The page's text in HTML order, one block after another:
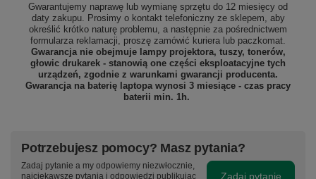
Gwarantujemy naprawę lub wymianę sprzętu do 12 miesięcy od
daty zakupu. Prosimy o kontakt telefoniczny ze sklepem, aby
określić krótko naturę problemu, a następnie za pośrednictwem
formularza reklamacji, proszę zamówić kuriera lub paczkomat.
Gwarancja nie obejmuje lampy projektora, tuszy, tonerów,
głowic drukarek - stanowią one części eksploatacyjne tych
urządzeń, zgodnie z warunkami gwarancji producenta.
Gwarancja na baterię laptopa wynosi 3 miesiące - czas pracy
baterii min. 1h.
Potrzebujesz pomocy? Masz pytania?
Zadaj pytanie a my odpowiemy niezwłocznie,
najciekawsze pytania i odpowiedzi publikując
Zadaj pytanie